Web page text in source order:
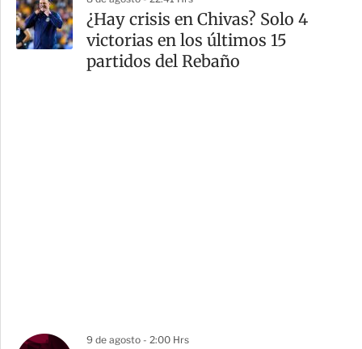
¿Hay crisis en Chivas? Solo 4
victorias en los últimos 15
partidos del Rebaño
9 de agosto - 2:00 Hrs